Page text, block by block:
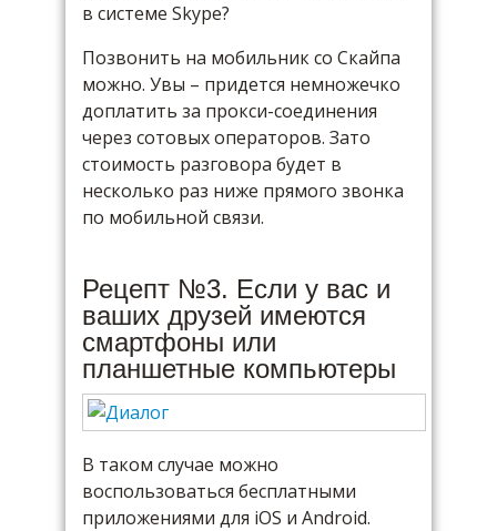
в системе Skype?
Позвонить на мобильник со Скайпа
можно. Увы – придется немножечко
доплатить за прокси-соединения
через сотовых операторов. Зато
стоимость разговора будет в
несколько раз ниже прямого звонка
по мобильной связи.
Рецепт №3. Если у вас и
ваших друзей имеются
смартфоны или
планшетные компьютеры
В таком случае можно
воспользоваться бесплатными
приложениями для iOS и Android.